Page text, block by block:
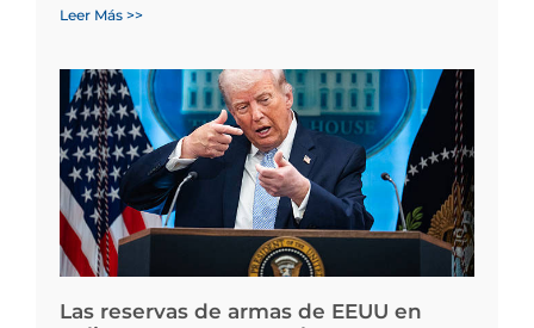
Leer Más >>
Las reservas de armas de EEUU en